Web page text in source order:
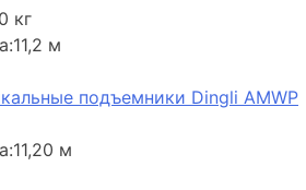
кг
11,2 м
подъемники Dingli AMWP
11,20 м